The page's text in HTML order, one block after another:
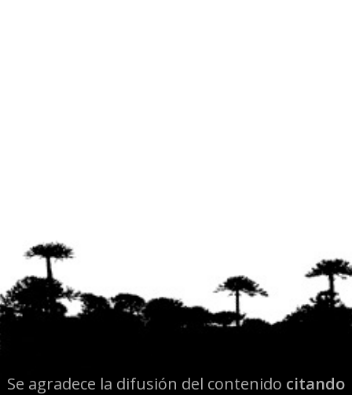
Se agradece la difusión del contenido citando